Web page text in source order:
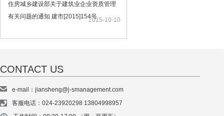
住房城乡建设部关于建筑业企业资质管理
有关问题的通知 建市[2015]154号2015-10-10
CONTACT US
e-mail：jiansheng@j-smanagement.com
客服电话：024-23920298 13804998957